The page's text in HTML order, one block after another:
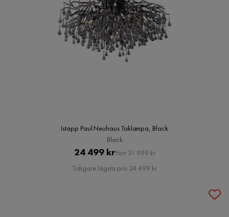
Istapp Paul Neuhaus Taklampa, Black
Black
Pris
24 499 krOriginal
Pris
Förr 31 999 kr
Tidigare lägsta pris 24 499 kr